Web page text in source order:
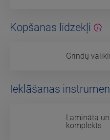
Kopšanas līdzekļi
Grindų
Ieklāšanas
Lamināta
komplekts